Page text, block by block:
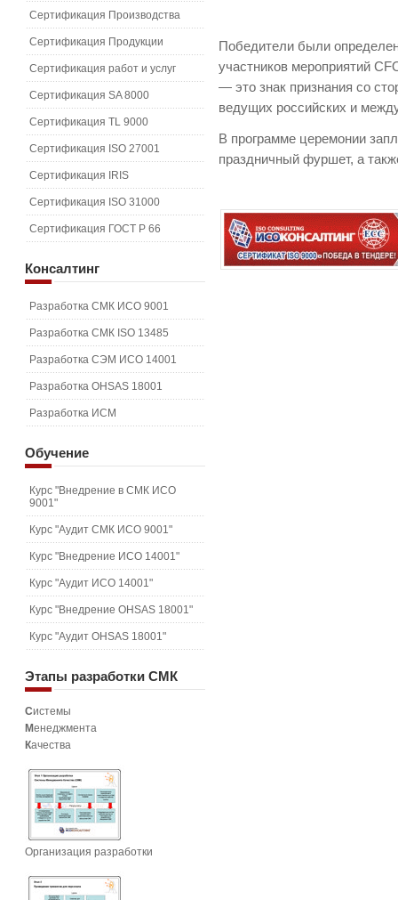
Победители были
участников мероприятий
— это знак признания со
ведущих российских и
В программе церемонии
праздничный фуршет, а
Сертификация Производства
Сертификация Продукции
Сертификация работ и услуг
Сертификация SA 8000
Сертификация TL 9000
Сертификация ISO 27001
Сертификация IRIS
Сертификация ISO 31000
Сертификация ГОСТ Р 66
Консалтинг
Разработка СМК ИСО 9001
Разработка СМК ISO 13485
Разработка СЭМ ИСО 14001
Разработка OHSAS 18001
Разработка ИСМ
Обучение
Курс "Внедрение в СМК ИСО
9001"
Курс "Аудит СМК ИСО 9001"
Курс "Внедрение ИСО 14001"
Курс "Аудит ИСО 14001"
Курс "Внедрение OHSAS 18001"
Курс "Аудит OHSAS 18001"
Этапы разработки СМК
Системы
Менеджмента
Качества
Организация разработки